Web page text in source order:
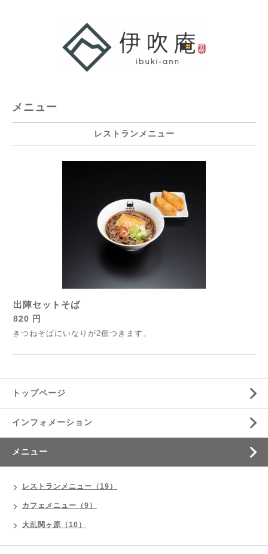
メニュー
レストランメニュー
出陣セットそば
820 円
きつねそばにいなりが2個つきます。
トップページ
インフォメーション
メニュー
レストランメニュー（19）
カフェメニュー（9）
大乱関ヶ原（10）